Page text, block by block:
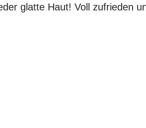
glatte Haut! Voll zufrieden